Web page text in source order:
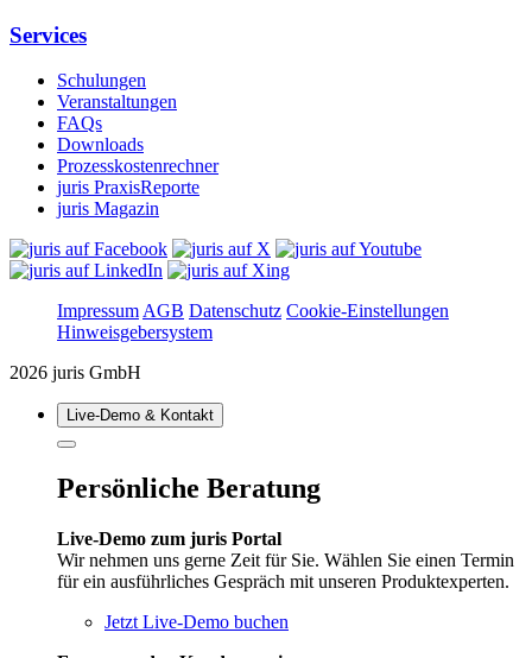
Services
Schulungen
Veranstaltungen
FAQs
Downloads
Prozesskostenrechner
juris PraxisReporte
juris Magazin
Impressum AGB Datenschutz Cookie-Einstellungen
Hinweisgebersystem
2026 juris GmbH
Live‑Demo & Kontakt
Persönliche Beratung
Live-Demo zum juris Portal
Wir nehmen uns gerne Zeit für Sie. Wählen Sie einen Termin
für ein ausführliches Gespräch mit unseren Produktexperten.
Jetzt Live-Demo buchen